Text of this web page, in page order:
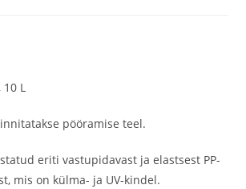
L
pööramise teel.
eriti vastupidavast ja elastsest PP-
mis on külma- ja UV-kindel.